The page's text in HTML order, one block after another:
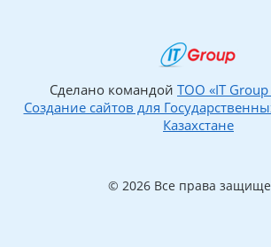
Сделано командой ТОО «IT Group
Создание сайтов для
Казахстане
© 2026 Все права